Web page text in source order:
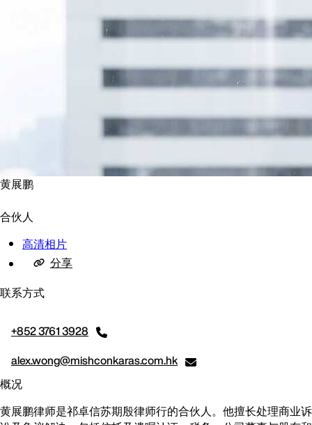
黄展鹏
合伙人
高清相片
分享
联系方式
+852 3761 3928
alex.wong@mishconkaras.com.hk
概况
黄展鹏律师是祁卓信苏期殷律师行的合伙人。他擅长处理商业诉